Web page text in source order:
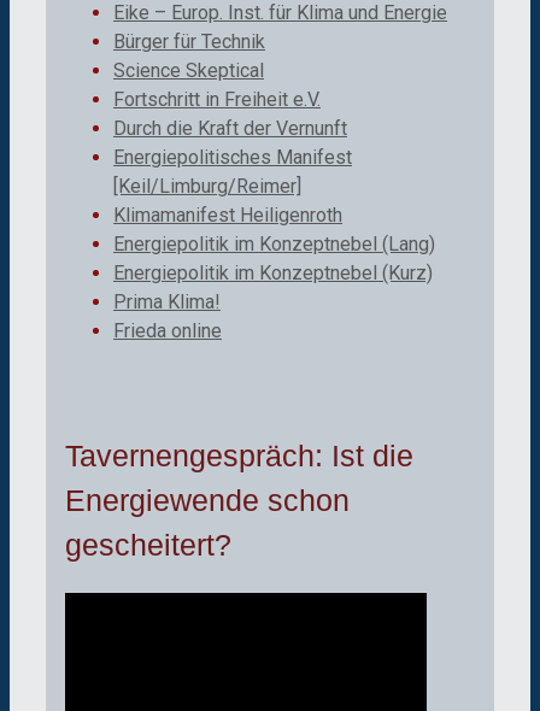
Eike – Europ. Inst. für Klima und Energie
Bürger für Technik
Science Skeptical
Fortschritt in Freiheit e.V.
Durch die Kraft der Vernunft
Energiepolitisches Manifest
[Keil/Limburg/Reimer]
Klimamanifest Heiligenroth
Energiepolitik im Konzeptnebel (Lang)
Energiepolitik im Konzeptnebel (Kurz)
Prima Klima!
Frieda online
Tavernengespräch: Ist die
Energiewende schon
gescheitert?